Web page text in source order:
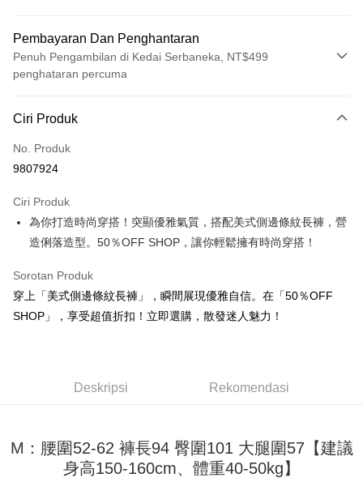
Pembayaran Dan Penghantaran
Penuh Pengambilan di Kedai Serbaneka, NT$499
penghataran percuma
Kad Kredit (Bayaran Penuh)
Pengambilan di Kedai Serbaneka
Apple Pay
JKOPAY
Easy Wallet
Google Pay
pengguna Taiwan Mobile tanpa memerlukan permohonan tambahan.
Jika anda memilih OP Pay Later sebagai kaedah pembayaran, sistem
Pertama, Mengenai Perkhidmatan AFTEE Beli Sekarang Bayar Kemudian
1. Dengan memilih AFTEE sebagai kaedah pembayaran, mesej
Pemindahan ATM
Ciri Produk
No. Produk
9807924
Ciri Produk
為你打造時尚穿搭！突顯優雅氣質，搭配美式側邊條紋長褲，營
造俐落造型。50％OFF SHOP，讓你輕鬆擁有時尚穿搭！
Sorotan Produk
穿上「美式側邊條紋長褲」，瞬間展現優雅自信。在「50％OFF
SHOP」，享受超值折扣！立即選購，散發迷人魅力！
Deskripsi Rekomendasi
M：腰圍52-62 褲長94 臀圍101 大腿圍57【建議
身高150-160cm、體重40-50kg】